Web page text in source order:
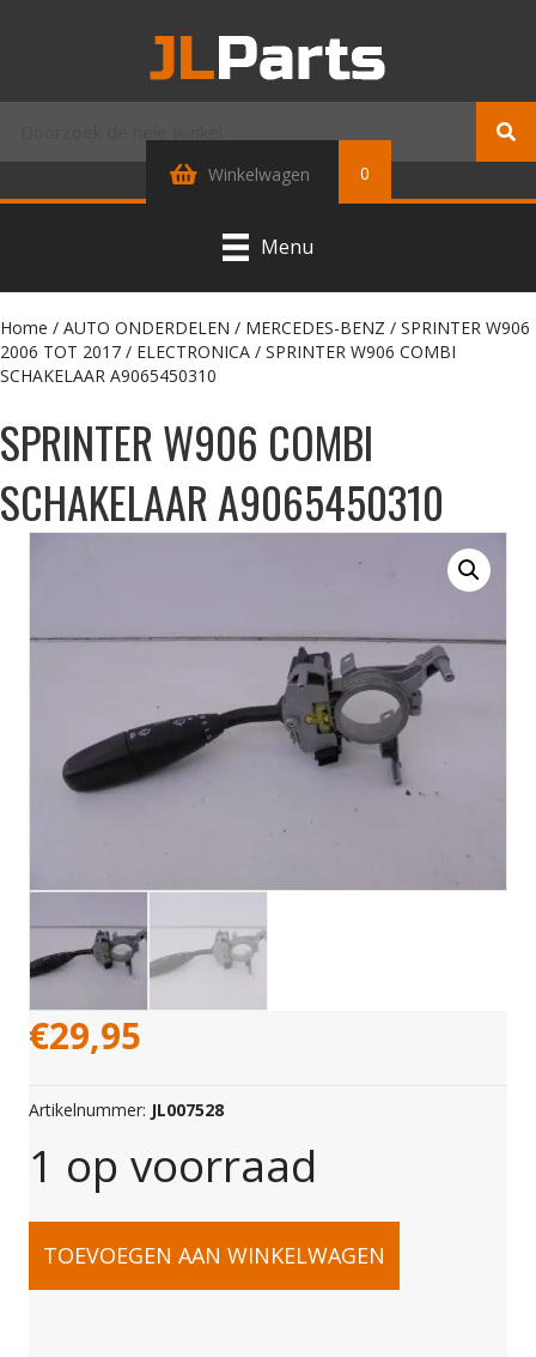
Winkelwagen 0
Menu
Home / AUTO ONDERDELEN / MERCEDES-BENZ / SPRINTER W906
2006 TOT 2017 / ELECTRONICA / SPRINTER W906 COMBI
SCHAKELAAR A9065450310
SPRINTER W906 COMBI
SCHAKELAAR A9065450310
€29,95
Artikelnummer: JL007528
1 op voorraad
SPRINTER
TOEVOEGEN AAN WINKELWAGEN